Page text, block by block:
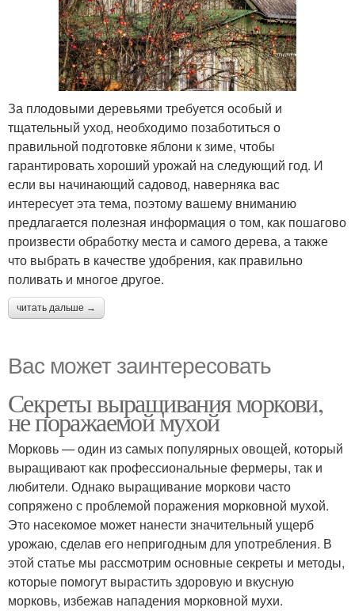
За плодовыми деревьями требуется особый и
тщательный уход, необходимо позаботиться о
правильной подготовке яблони к зиме, чтобы
гарантировать хороший урожай на следующий год. И
если вы начинающий садовод, наверняка вас
интересует эта тема, поэтому вашему вниманию
предлагается полезная информация о том, как пошагово
произвести обработку места и самого дерева, а также
что выбрать в качестве удобрения, как правильно
поливать и многое другое.
читать дальше →
Вас может заинтересовать
Секреты выращивания моркови,
не поражаемой мухой
Морковь — один из самых популярных овощей, который
выращивают как профессиональные фермеры, так и
любители. Однако выращивание моркови часто
сопряжено с проблемой поражения морковной мухой.
Это насекомое может нанести значительный ущерб
урожаю, сделав его непригодным для употребления. В
этой статье мы рассмотрим основные секреты и методы,
которые помогут вырастить здоровую и вкусную
морковь, избежав нападения морковной мухи.